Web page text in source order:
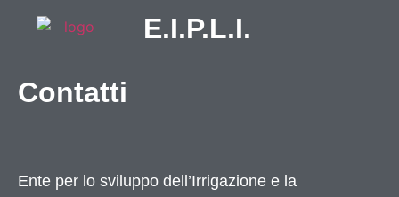
E.I.P.L.I.
Contatti
Ente per lo sviluppo dell’Irrigazione e la